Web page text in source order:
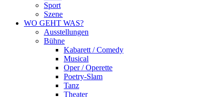
Sport
Szene
WO GEHT WAS?
Ausstellungen
Bühne
Kabarett / Comedy
Musical
Oper / Operette
Poetry-Slam
Tanz
Theater